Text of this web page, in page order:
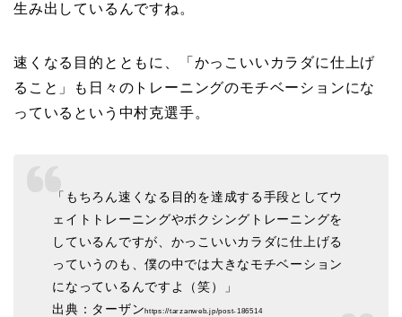
生み出しているんですね。
速くなる目的とともに、「かっこいいカラダに仕上げ
ること」も日々のトレーニングのモチベーションにな
っているという中村克選手。
「もちろん速くなる目的を達成する手段としてウ
ェイトトレーニングやボクシングトレーニングを
しているんですが、かっこいいカラダに仕上げる
っていうのも、僕の中では大きなモチベーション
になっているんですよ（笑）」
出典：ターザンhttps://tarzanweb.jp/post-186514